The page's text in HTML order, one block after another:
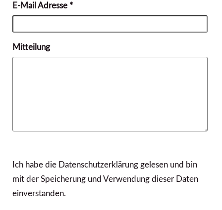
E-Mail Adresse *
Mitteilung
Ich habe die Datenschutzerklärung gelesen und bin
mit der Speicherung und Verwendung dieser Daten
einverstanden.